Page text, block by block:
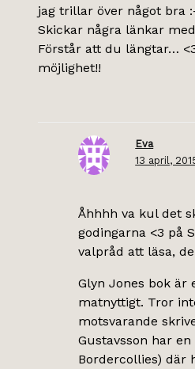
jag trillar över något bra
Skickar några länkar
Förstår att du längtar…
möjlighet!!
Eva
13 april,
Åhhhh va kul det
godingarna <3 på
valpråd att läsa,
Glyn Jones bok är
matnyttigt. Tror
motsvarande
Gustavsson har
Bordercollies) där